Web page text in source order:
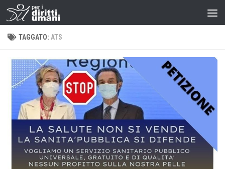
TAGGATO: ATS